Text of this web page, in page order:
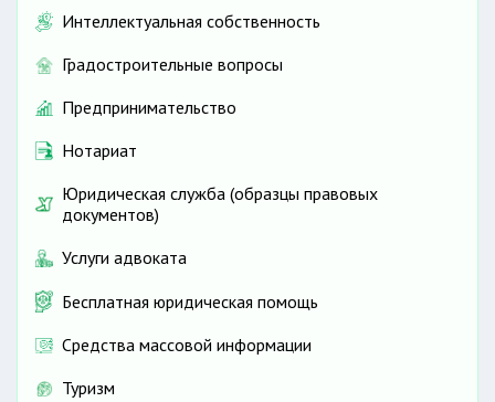
Интеллектуальная собственность
Градостроительные вопросы
Предпринимательство
Нотариат
Юридическая служба (образцы правовых
документов)
Услуги адвоката
Бесплатная юридическая помощь
Средства массовой информации
Туризм